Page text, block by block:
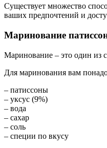
Существует множество
ваших предпочтений и
Маринование
Маринование – это один из
Для маринования вам
– патиссоны
– уксус (9%)
– вода
– сахар
– соль
– специи по вкусу